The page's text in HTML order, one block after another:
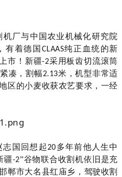
厂与中国农业机械化研究院
有着德国 CLAAS纯正血统的新
市！ 新疆-2采用板齿切流滚筒
凑，割幅2.13米，机型非常适
区的小麦收获农艺要求， 一经
志国回想起20多年前他人生中
疆-2”谷物联合收割机依旧是充
郸市大名县红庙乡，驾驶收割